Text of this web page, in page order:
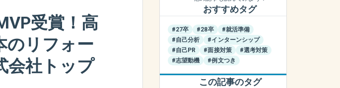
お問い合わせ
受賞！高
のリフォー
会社トップ
おすすめタグ
#27卒 #28卒
#就活準備
#自己分析
#インターンシップ
#自己PR
#面接対策
#選考対策
#志望動機
#例文つき
この記事のタグ